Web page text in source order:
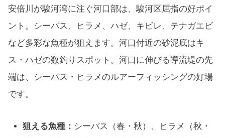
安倍川が駿河湾に注ぐ河口部は、駿河区屈指の好ポイ
ント。シーバス、ヒラメ、ハゼ、キビレ、テナガエビ
など多彩な魚種が狙えます。河口付近の砂泥底はキ
ス・ハゼの数釣りスポット。河口に伸びる導流堤の先
端は、シーバス・ヒラメのルアーフィッシングの好場
です。
狙える魚種： シーバス（春・秋）、ヒラメ（秋・